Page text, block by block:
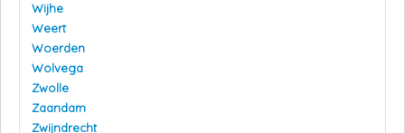
Wijhe
Weert
Woerden
Wolvega
Zwolle
Zaandam
Zwijndrecht